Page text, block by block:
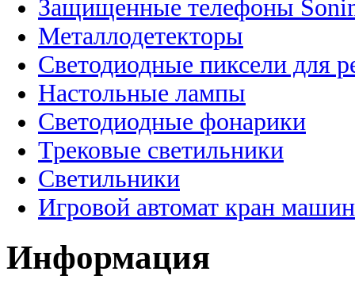
Защищенные телефоны
Металлодетекторы
Светодиодные пиксели для
Настольные лампы
Светодиодные фонарики
Трековые светильники
Светильники
Игровой автомат кран
Информация